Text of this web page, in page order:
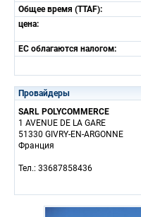
Общее время (TTAF):
цена:
ЕС облагаются налогом:
Провайдеры
SARL POLYCOMMERCE
1 AVENUE DE LA GARE
51330 GIVRY-EN-ARGONNE
Франция
Тел.: 33687858436